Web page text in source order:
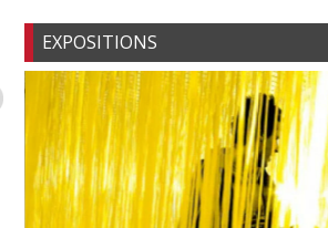
EXPOSITIONS